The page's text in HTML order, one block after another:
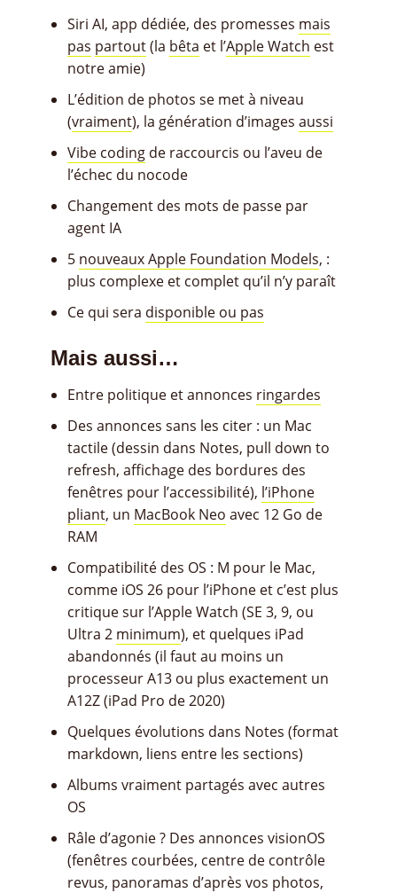
Siri AI, app dédiée, des promesses mais
pas partout(la bêta et l’Apple Watch est
notre amie)
L’édition de photos se met à niveau
(vraiment), la génération d’images aussi
Vibe coding de raccourcis ou l’aveu de
l’échec du nocode
Changement des mots de passe par
agent IA
5 nouveaux Apple Foundation Models, :
plus complexe et complet qu’il n’y paraît
Ce qui sera disponible ou pas
Mais aussi…
Entre politique et annonces ringardes
Des annonces sans les citer : un Mac
tactile (dessin dans Notes, pull down to
refresh, affichage des bordures des
fenêtres pour l’accessibilité), l’iPhone
pliant, un MacBook Neo avec 12 Go de
RAM
Compatibilité des OS : M pour le Mac,
comme iOS 26 pour l’iPhone et c’est plus
critique sur l’Apple Watch (SE 3, 9, ou
Ultra 2 minimum), et quelques iPad
abandonnés (il faut au moins un
processeur A13 ou plus exactement un
A12Z (iPad Pro de 2020)
Quelques évolutions dans Notes (format
markdown, liens entre les sections)
Albums vraiment partagés avec autres
OS
Râle d’agonie ? Des annonces visionOS
(fenêtres courbées, centre de contrôle
revus, panoramas d’après vos photos,